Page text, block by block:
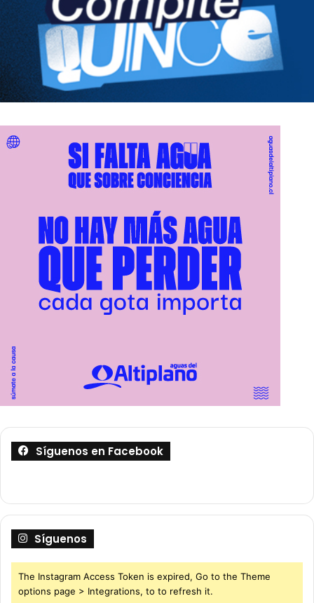
Síguenos en Facebook
Síguenos
The Instagram Access Token is expired, Go to the Theme
options page > Integrations, to to refresh it.